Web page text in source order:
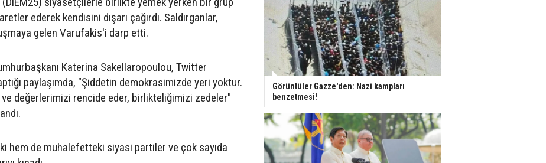
ederek kendisini dışarı çağırdı. Saldırganlar,
gelen Varufakis'i darp etti.
Katerina Sakellaropoulou, Twitter
paylaşımda, "Şiddetin demokrasimizde yeri yoktur.
ve değerlerimizi rencide eder, birlikteliğimizi zedeler"
hem de muhalefetteki siyasi partiler ve çok sayıda
Görüntüler Gazze'den: Nazi kampları
benzetmesi!